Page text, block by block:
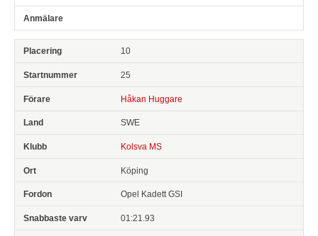
10
25
Håkan Huggare
SWE
Kolsva MS
Köping
Opel Kadett GSI
01:21.93